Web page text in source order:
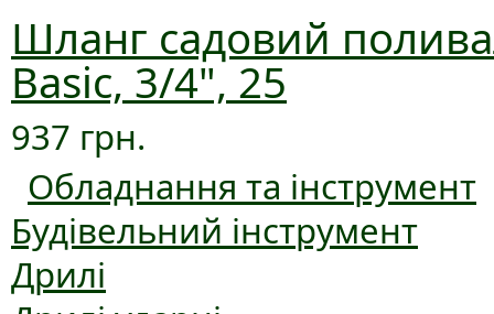
Шланг садовий
Basic, 3/4", 25
937 грн.
Обладнання та інструмент
Будівельний інструмент
Дрилі